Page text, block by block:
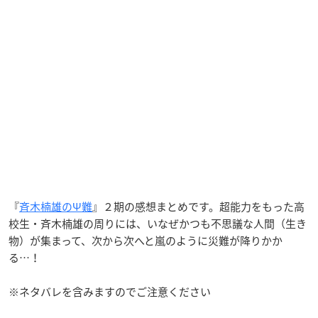
『斉木楠雄のΨ難』２期の感想まとめです。超能力をもった高
校生・斉木楠雄の周りには、いなぜかつも不思議な人間（生き
物）が集まって、次から次へと嵐のように災難が降りかか
る…！
※ネタバレを含みますのでご注意ください